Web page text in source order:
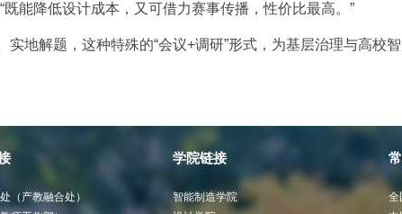
能降低设计成本，又可借力赛事传播，性价比最高。”
地解题，这种特殊的“会议+调研”形式，为基层治理与高校
（产教融合处）
学院链接
智能制造学院
全